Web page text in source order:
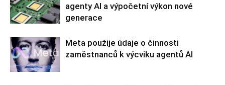
agenty AI a výpočetní výkon nové
generace
Meta použije údaje o činnosti
zaměstnanců k výcviku agentů AI